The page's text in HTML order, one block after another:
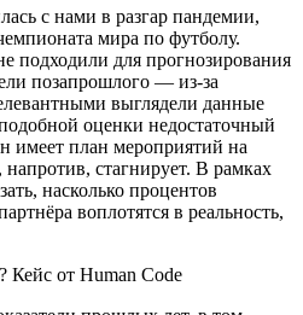
с нами в разгар пандемии,
мира по футболу.
подходили для прогнозирования
позапрошлого — из-за
выглядели данные
оценки недостаточный
имеет план мероприятий на
стагнирует. В рамках
насколько процентов
воплотятся в реальность,